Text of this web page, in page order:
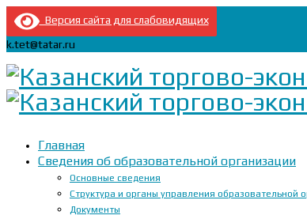
Версия сайта для слабовидящих
k.tet@tatar.ru
Главная
Сведения об образовательной организации
Основные сведения
Структура и органы управления образовательной
Документы